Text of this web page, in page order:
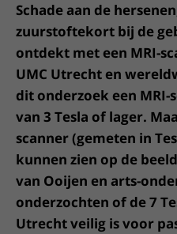
Schade aan de
zuurstoftekort bij de
ontdekt met een MRI-
UMC Utrecht en
dit onderzoek een
van 3 Tesla of lager.
scanner (gemeten in
kunnen zien op de
van Ooijen en arts-
onderzochten of de 7
Utrecht veilig is voor